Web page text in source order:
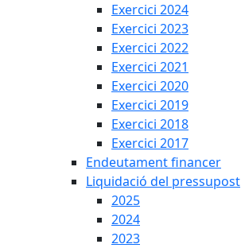
Exercici 2024
Exercici 2023
Exercici 2022
Exercici 2021
Exercici 2020
Exercici 2019
Exercici 2018
Exercici 2017
Endeutament financer
Liquidació del pressupost
2025
2024
2023